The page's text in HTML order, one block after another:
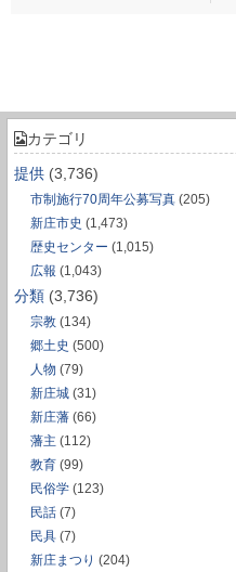
カテゴリ
提供 (3,736)
市制施行70周年公募写真 (205)
新庄市史 (1,473)
歴史センター (1,015)
広報 (1,043)
分類 (3,736)
宗教 (134)
郷土史 (500)
人物 (79)
新庄城 (31)
新庄藩 (66)
藩主 (112)
教育 (99)
民俗学 (123)
民話 (7)
民具 (7)
新庄まつり (204)